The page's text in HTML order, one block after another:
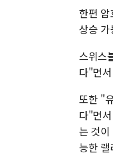
한편 암
상승
스위스
다"면
또한 "
다"면
는 것
능한